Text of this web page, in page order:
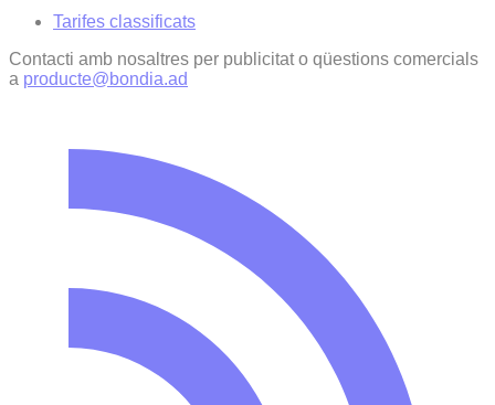
Tarifes classificats
Contacti amb nosaltres per publicitat o qüestions comercials
a producte@bondia.ad